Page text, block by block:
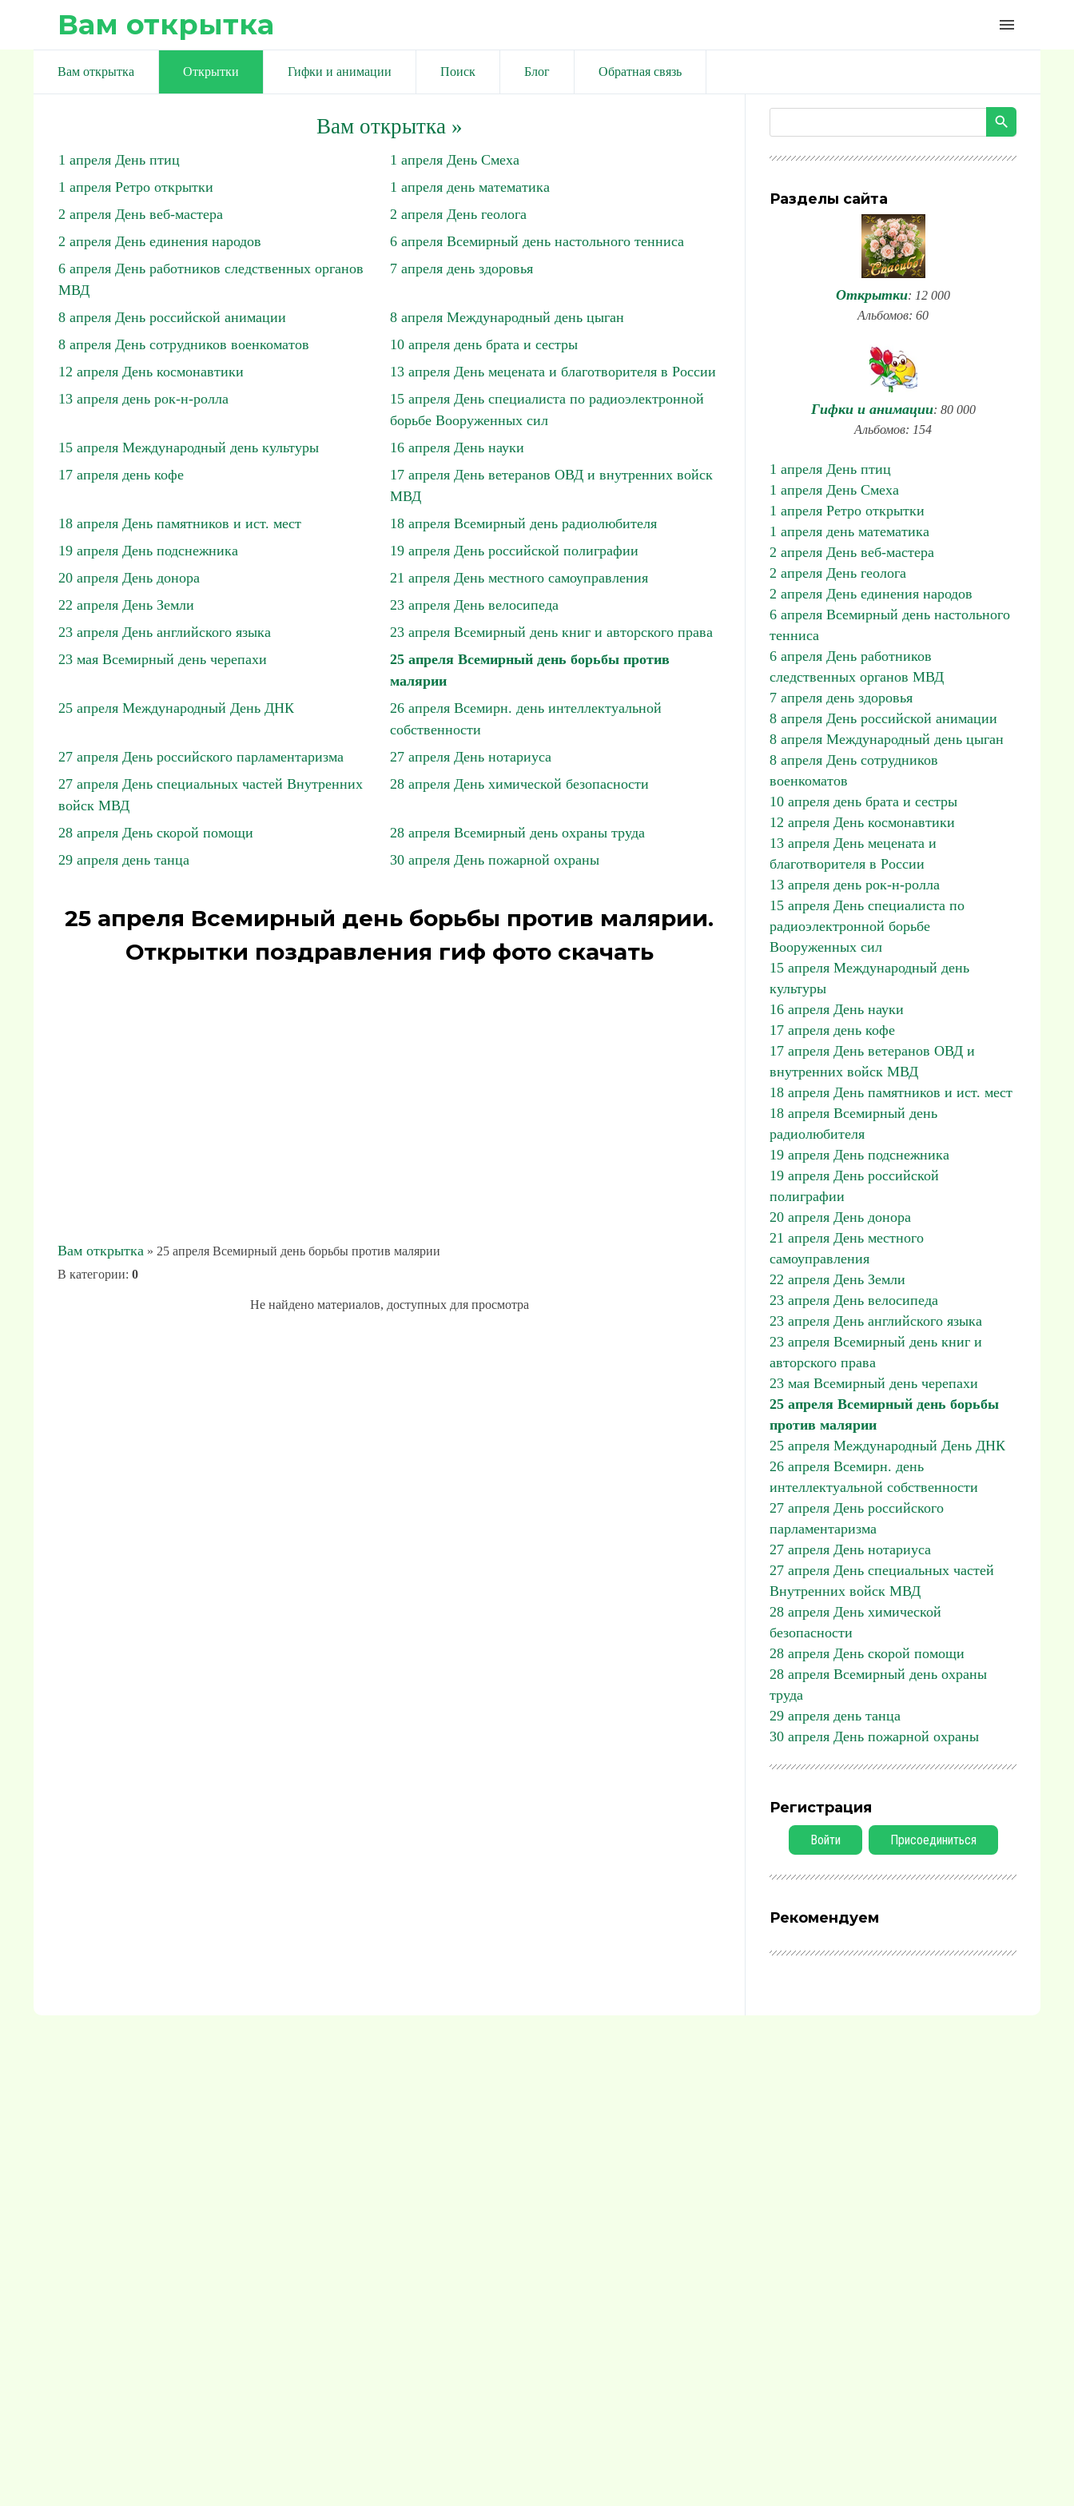
Вам открытка menu
Вам открытка Открытки Гифки и анимации Поиск Блог Обратная связь
Вам открытка»
1 апреля День птиц
1 апреля День Смеха
1 апреля Ретро открытки
1 апреля день математика
2 апреля День веб-мастера
2 апреля День геолога
2 апреля День единения народов
6 апреля Всемирный день настольного тенниса
6 апреля День работников следственных органов
МВД
7 апреля день здоровья
8 апреля День российской анимации
8 апреля Международный день цыган
8 апреля День сотрудников военкоматов
10 апреля день брата и сестры
12 апреля День космонавтики
13 апреля День мецената и благотворителя в России
13 апреля день рок-н-ролла
15 апреля День специалиста по радиоэлектронной
борьбе Вооруженных сил
15 апреля Международный день культуры
16 апреля День науки
17 апреля день кофе
17 апреля День ветеранов ОВД и внутренних войск
МВД
18 апреля День памятников и ист. мест
18 апреля Всемирный день радиолюбителя
19 апреля День подснежника
19 апреля День российской полиграфии
20 апреля День донора
21 апреля День местного самоуправления
22 апреля День Земли
23 апреля День велосипеда
23 апреля День английского языка
23 апреля Всемирный день книг и авторского права
23 мая Всемирный день черепахи
25 апреля Всемирный день борьбы против
малярии
25 апреля Международный День ДНК
26 апреля Всемирн. день интеллектуальной
собственности
27 апреля День российского парламентаризма
27 апреля День нотариуса
27 апреля День специальных частей Внутренних
войск МВД
28 апреля День химической безопасности
28 апреля День скорой помощи
28 апреля Всемирный день охраны труда
29 апреля день танца
30 апреля День пожарной охраны
25 апреля Всемирный день борьбы против малярии.
Открытки поздравления гиф фото скачать
Вам открытка » 25 апреля Всемирный день борьбы против малярии
В категории: 0
Не найдено материалов, доступных для просмотра
Разделы сайта
Открытки: 12 000
Альбомов: 60
Гифки и анимации: 80 000
Альбомов: 154
1 апреля День птиц
1 апреля День Смеха
1 апреля Ретро открытки
1 апреля день математика
2 апреля День веб-мастера
2 апреля День геолога
2 апреля День единения народов
6 апреля Всемирный день настольного
тенниса
6 апреля День работников
следственных органов МВД
7 апреля день здоровья
8 апреля День российской анимации
8 апреля Международный день цыган
8 апреля День сотрудников
военкоматов
10 апреля день брата и сестры
12 апреля День космонавтики
13 апреля День мецената и
благотворителя в России
13 апреля день рок-н-ролла
15 апреля День специалиста по
радиоэлектронной борьбе
Вооруженных сил
15 апреля Международный день
культуры
16 апреля День науки
17 апреля день кофе
17 апреля День ветеранов ОВД и
внутренних войск МВД
18 апреля День памятников и ист. мест
18 апреля Всемирный день
радиолюбителя
19 апреля День подснежника
19 апреля День российской
полиграфии
20 апреля День донора
21 апреля День местного
самоуправления
22 апреля День Земли
23 апреля День велосипеда
23 апреля День английского языка
23 апреля Всемирный день книг и
авторского права
23 мая Всемирный день черепахи
25 апреля Всемирный день борьбы
против малярии
25 апреля Международный День ДНК
26 апреля Всемирн. день
интеллектуальной собственности
27 апреля День российского
парламентаризма
27 апреля День нотариуса
27 апреля День специальных частей
Внутренних войск МВД
28 апреля День химической
безопасности
28 апреля День скорой помощи
28 апреля Всемирный день охраны
труда
29 апреля день танца
30 апреля День пожарной охраны
Регистрация
Войти Присоединиться
Рекомендуем